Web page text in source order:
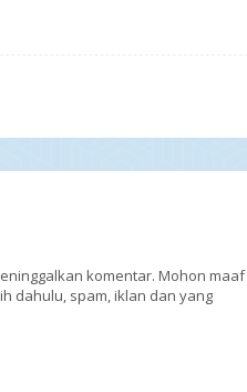
komentar. Mohon maaf
dahulu, spam, iklan dan yang